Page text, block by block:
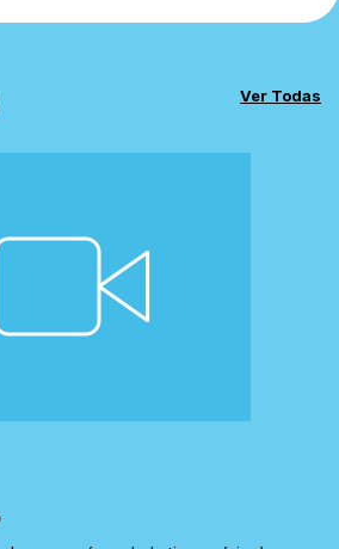
Ver Todas